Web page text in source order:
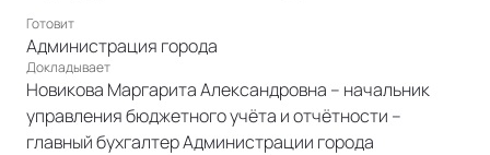
Готовит
Администрация города
Докладывает
Новикова Маргарита Александровна – начальник
управления бюджетного учёта и отчётности –
главный бухгалтер Администрации города